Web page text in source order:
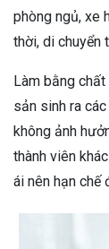
phòng ngủ, xe
thời, di chuyển
Làm bằng
sản sinh ra
không ảnh
thành viên
ái nên hạn chế